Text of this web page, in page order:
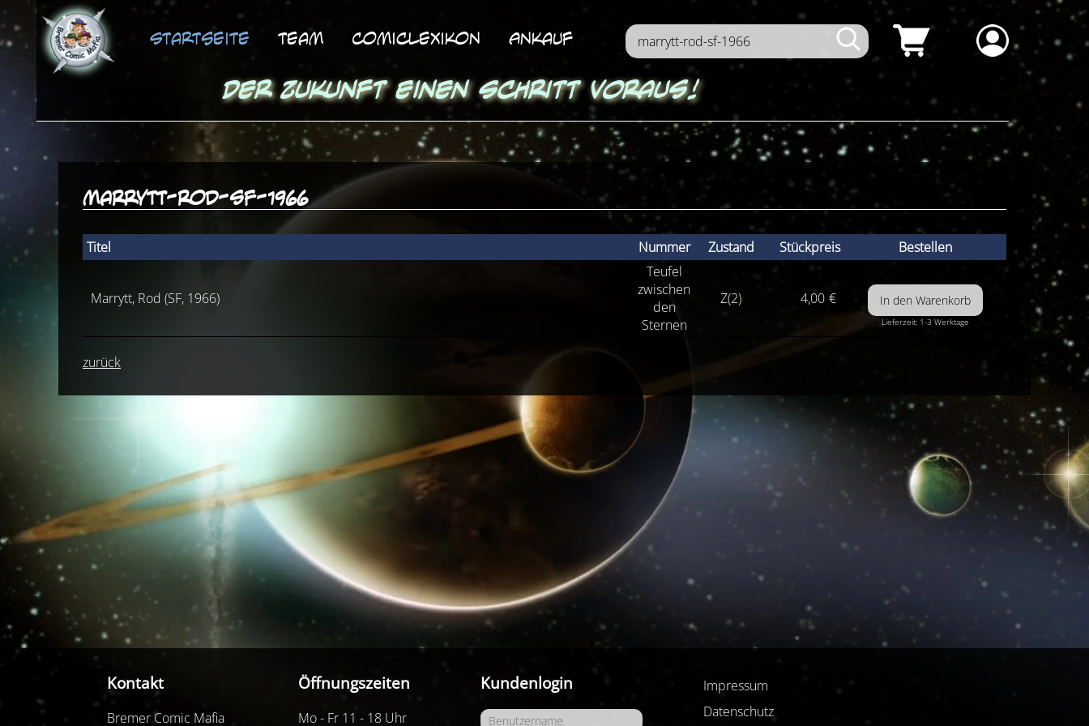
Startseite Team ComicLexikon Ankauf
Der Zukunft einen Schritt voraus!
marrytt-rod-sf-1966
Titel Nummer Zustand Stückpreis Bestellen
Marrytt, Rod (SF, 1966)
Teufel
zwischen
den
Sternen
Z(2) 4,00 €
Lieferzeit: 1-3 Werktage
zurück
Kontakt
Bremer Comic Mafia
Öffnungszeiten
Mo - Fr 11 - 18 Uhr
Kundenlogin
Impressum
Datenschutz